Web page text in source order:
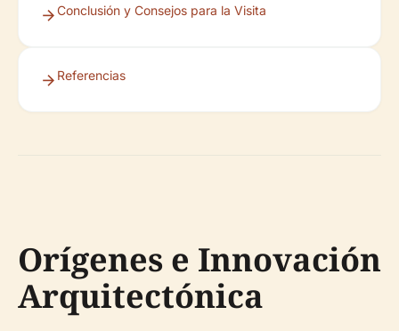
Conclusión y Consejos para la Visita
Referencias
Orígenes e Innovación
Arquitectónica